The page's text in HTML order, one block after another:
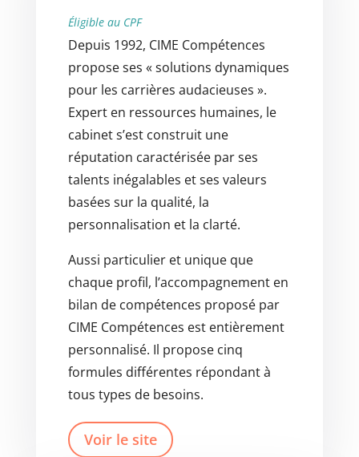
Éligible au CPF
Depuis 1992, CIME Compétences
propose ses « solutions dynamiques
pour les carrières audacieuses ».
Expert en ressources humaines, le
cabinet s’est construit une
réputation caractérisée par ses
talents inégalables et ses valeurs
basées sur la qualité, la
personnalisation et la clarté.
Aussi particulier et unique que
chaque profil, l’accompagnement en
bilan de compétences proposé par
CIME Compétences est entièrement
personnalisé. Il propose cinq
formules différentes répondant à
tous types de besoins.
Voir le site